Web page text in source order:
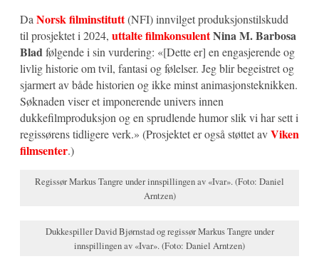
DaNorsk filminstitutt(NFI) innvilget produksjonstilskudd
til prosjektet i 2024, uttalte filmkonsulentNina M. Barbosa
Bladfølgende i sin vurdering: «[Dette er] en engasjerende og
livlig historie om tvil, fantasi og følelser. Jeg blir begeistret og
sjarmert av både historien og ikke minst animasjonsteknikken.
Søknaden viser et imponerende univers innen
dukkefilmproduksjon og en sprudlende humor slik vi har sett i
regissørens tidligere verk.» (Prosjektet er også støttet avViken
filmsenter.)
Regissør Markus Tangre under innspillingen av «Ivar». (Foto: Daniel
Arntzen)
Dukkespiller David Bjørnstad og regissør Markus Tangre under
innspillingen av «Ivar». (Foto: Daniel Arntzen)